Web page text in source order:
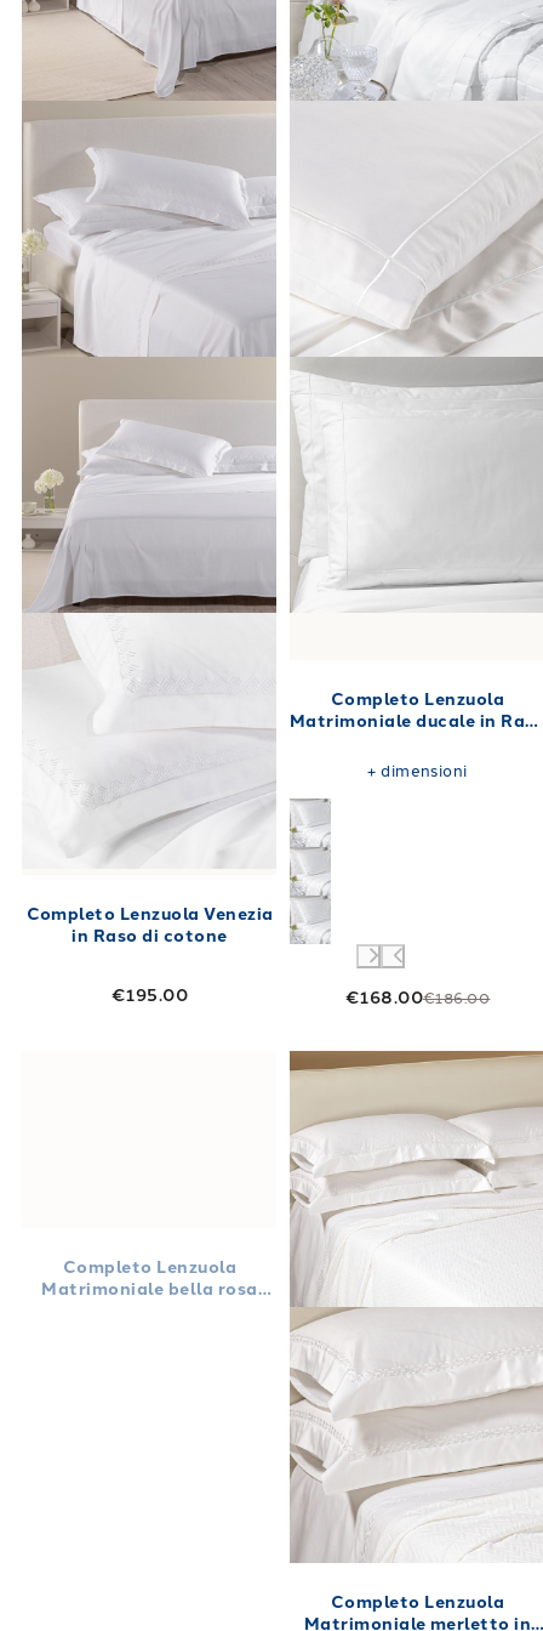
Completo Lenzuola Venezia
in Raso di cotone
€195.00
Completo Lenzuola
Matrimoniale ducale in
€168.00€186.00
+dimensioni
Completo Lenzuola Matrimoniale
Completo Lenzuola
Matrimoniale bella rosa
Link to "
Completo Lenzuola
Matrimoniale merletto in